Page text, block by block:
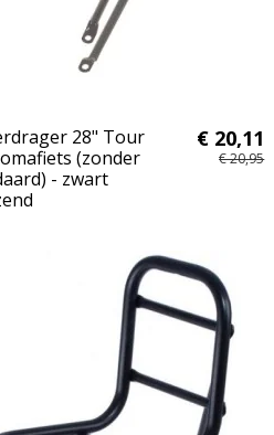
28" Tour
(zonder
- zwart
€ 20,11
€ 20,95